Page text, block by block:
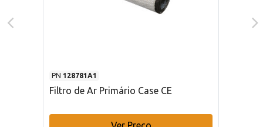
PN 128781A1
Filtro de Ar Primário Case CE